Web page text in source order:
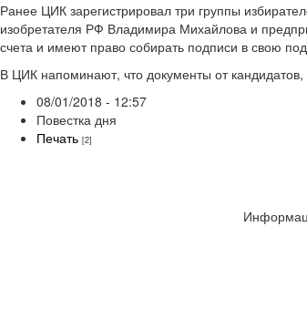
Ранее ЦИК зарегистрировал три группы
изобретателя РФ Владимира Михайлова и
счета и имеют право собирать подписи в свою
В ЦИК напоминают, что документы от
08/01/2018 - 12:57
Повестка дня
Печать [2]